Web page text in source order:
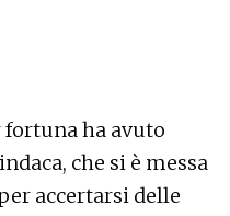
ha avuto
che si è messa
accertarsi delle